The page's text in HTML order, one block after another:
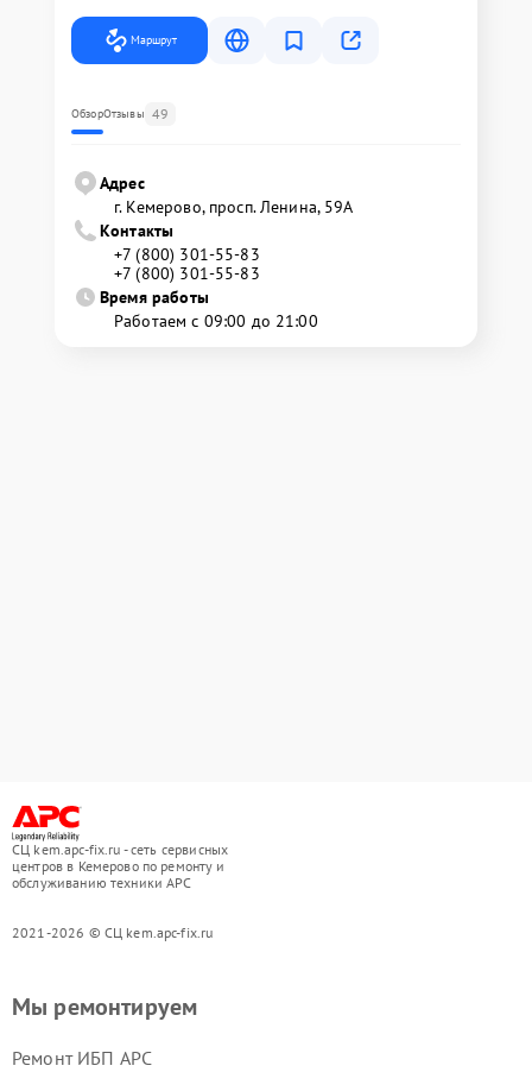
Маршрут
ОбзорОтзывы 49
Адрес
г. Кемерово, просп. Ленина, 59А
Контакты
+7 (800) 301-55-83
+7 (800) 301-55-83
Время работы
Работаем с 09:00 до 21:00
СЦ kem.apc-fix.ru - сеть сервисных
центров в Кемерово по ремонту и
обслуживанию техники APC
2021-2026 © СЦ kem.apc-fix.ru
Мы ремонтируем
Ремонт ИБП APC